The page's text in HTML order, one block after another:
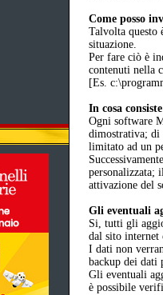
Come posso
Talvolta questo
situazione.
Per fare ciò è
contenuti nella
[Es.
In cosa
Ogni software
dimostrativa; di
limitato ad un
personalizzata;
attivazione del
Gli eventuali
Si, tutti gli
dal sito internet
I dati non
backup dei dati
Gli eventuali
è possibile